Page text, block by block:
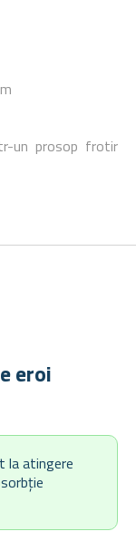
un prosop frotir
eroi
la atingere